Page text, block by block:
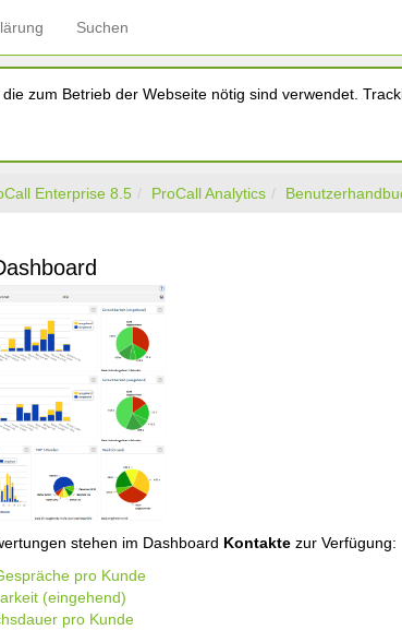
zum Betrieb der Webseite nötig sind verwendet.
Suchen
Enterprise 8.5 ProCall Analytics
stehen im Dashboard Kontakte zur Verfügung:
pro Kunde
(eingehend)
pro Kunde